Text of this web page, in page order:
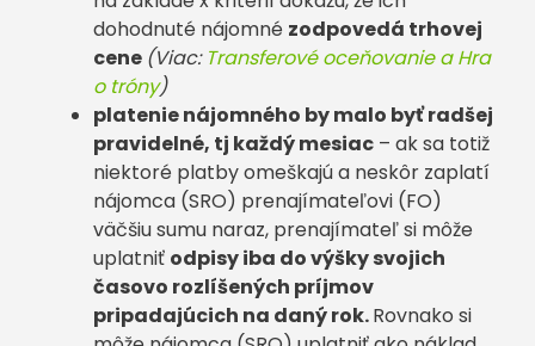
dohodnuté nájomné zodpovedá trhovej
cene (Viac: Transferové oceňovanie a Hra
o tróny)
platenie nájomného by malo byť radšej
pravidelné, tj každý mesiac – ak sa totiž
niektoré platby omeškajú a neskôr zaplatí
nájomca (SRO) prenajímateľovi (FO)
väčšiu sumu naraz, prenajímateľ si môže
uplatniť odpisy iba do výšky svojich
časovo rozlíšených príjmov
pripadajúcich na daný rok.Rovnako si